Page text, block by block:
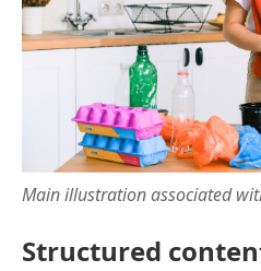
Main illustration associated
Structured